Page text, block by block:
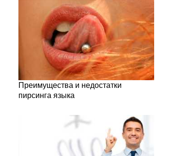
Преимущества и недостатки
пирсинга языка